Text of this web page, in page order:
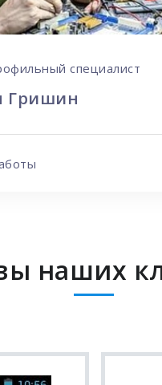
специалист
Гришин
наших